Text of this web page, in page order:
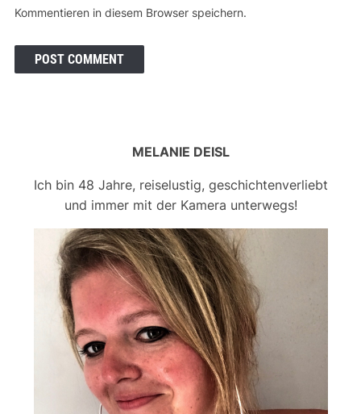
Kommentieren in diesem Browser speichern.
MELANIE DEISL
Ich bin 48 Jahre, reiselustig, geschichtenverliebt
und immer mit der Kamera unterwegs!